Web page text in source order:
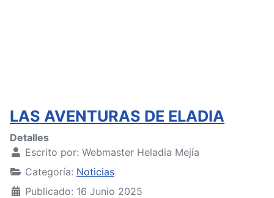
LAS AVENTURAS DE ELADIA
Detalles
Escrito por: Webmaster Heladia Mejía
Categoría: Noticias
Publicado: 16 Junio 2025